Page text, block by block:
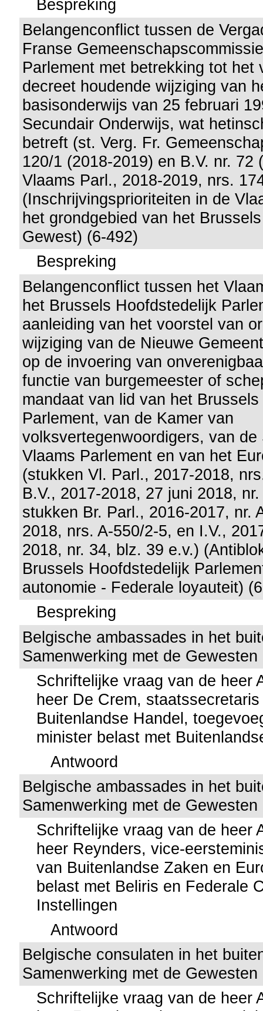
Bespreking
Belangenconflict tussen de
Franse
Parlement met betrekking tot het
decreet houdende wijziging van
basisonderwijs van 25 februari
Secundair Onderwijs, wat
betreft (st. Verg. Fr.
120/1 (2018-2019) en B.V. nr. 72
Vlaams Parl., 2018-2019, nrs.
(Inschrijvingsprioriteiten in de
het grondgebied van het
Gewest) (6-492)
Bespreking
Belangenconflict tussen het
het Brussels Hoofdstedelijk
aanleiding van het voorstel van
wijziging van de Nieuwe
op de invoering van
functie van burgemeester of
mandaat van lid van het
Parlement, van de Kamer van
volksvertegenwoordigers, van
Vlaams Parlement en van het
(stukken Vl. Parl., 2017-2018,
B.V., 2017-2018, 27 juni 2018,
stukken Br. Parl., 2016-2017, nr.
2018, nrs. A-550/2-5, en I.V.,
2018, nr. 34, blz. 39 e.v.)
Brussels Hoofdstedelijk
autonomie - Federale loyauteit)
Bespreking
Belgische ambassades in het
Samenwerking met de Gewesten
Schriftelijke vraag van de heer
heer De Crem,
Buitenlandse Handel,
minister belast met
Antwoord
Belgische ambassades in het
Samenwerking met de Gewesten
Schriftelijke vraag van de heer
heer Reynders, vice-
van Buitenlandse Zaken en
belast met Beliris en Federale
Instellingen
Antwoord
Belgische consulaten in het
Samenwerking met de Gewesten
Schriftelijke vraag van de heer